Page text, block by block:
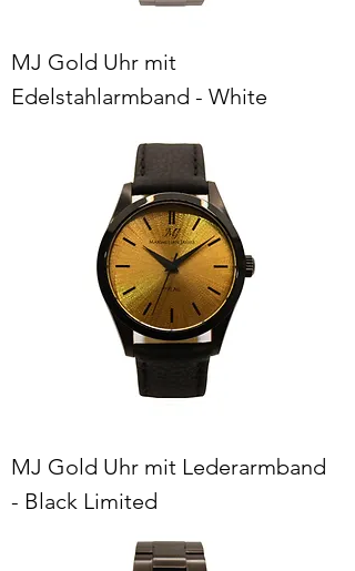
MJ Gold Uhr mit
Edelstahlarmband - White
MJ Gold Uhr mit Lederarmband
- Black Limited